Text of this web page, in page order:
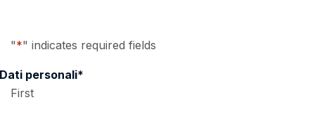
"*" indicates required fields
Dati personali*
First